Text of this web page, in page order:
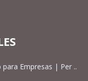
Empresas | Per ..